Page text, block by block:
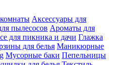
Аксессуары для
пылесосов Ароматы для
для пикника и дачи Глажка
для белья Маникюрные
Мусорные баки Пепельницы